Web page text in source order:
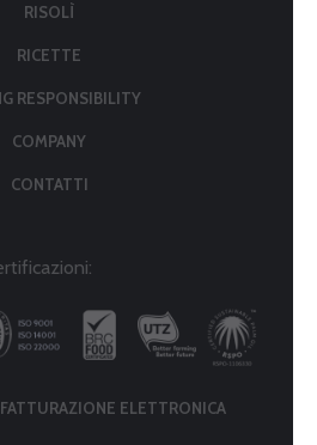
RISOLÌ
RICETTE
RESPONSIBILITY
COMPANY
CONTATTI
ELETTRONICA